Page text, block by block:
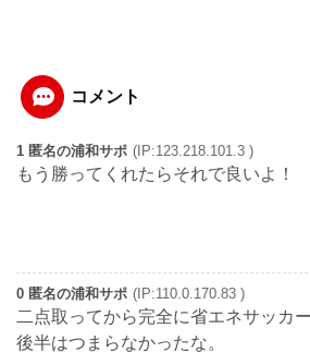
コメント
1 匿名の浦和サポ (IP:123.218.101.3 )
もう勝ってくれたらそれで良いよ！
0 匿名の浦和サポ (IP:110.0.170.83 )
二点取ってから完全に省エネサッカ
後半はつまらなかったな。